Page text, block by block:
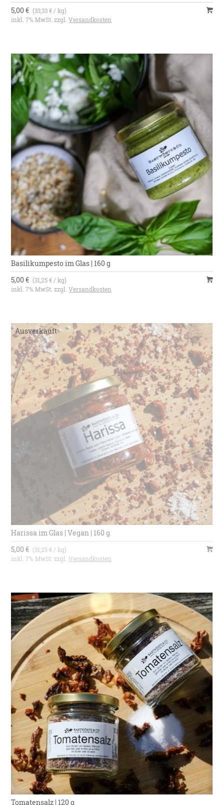
5,00 € (33,33 € / kg)
inkl. 7% MwSt. zzgl.Versandkosten
Basilikumpesto im Glas | 160 g
5,00 € (31,25 € / kg)
inkl. 7% MwSt. zzgl.Versandkosten
Harissa im Glas | Vegan | 160 g
5,00 € (31,25 € / kg)
inkl. 7% MwSt. zzgl.Versandkosten
Tomatensalz | 120 g